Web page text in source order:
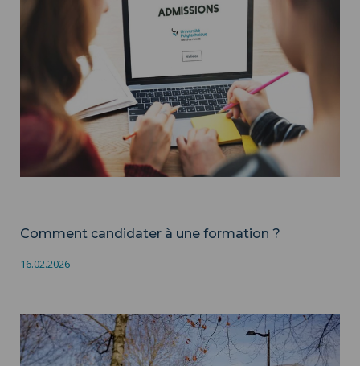
Comment candidater à une formation ?
16.02.2026
Les composantes de formation ">